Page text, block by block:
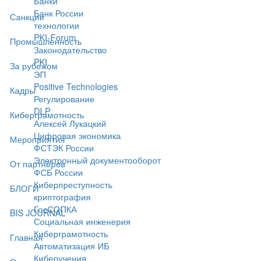
Санкции
Промышленность
За рубежом
Кадры
Киберграмотность
Мероприятия
От партнёров
БЛОГИ
BIS JOURNAL
Главная
Банк России
технологии
PKI-Forum
Законодательство
PKI
ЭП
Positive Technologies
Регулирование
DLP
Алексей Лукацкий
Цифровая экономика
ФСТЭК России
Электронный документооборот
ФСБ России
Киберпреступность
криптография
ГосСОПКА
Социальная инженерия
Киберграмотность
Автоматизация ИБ
Киберучения